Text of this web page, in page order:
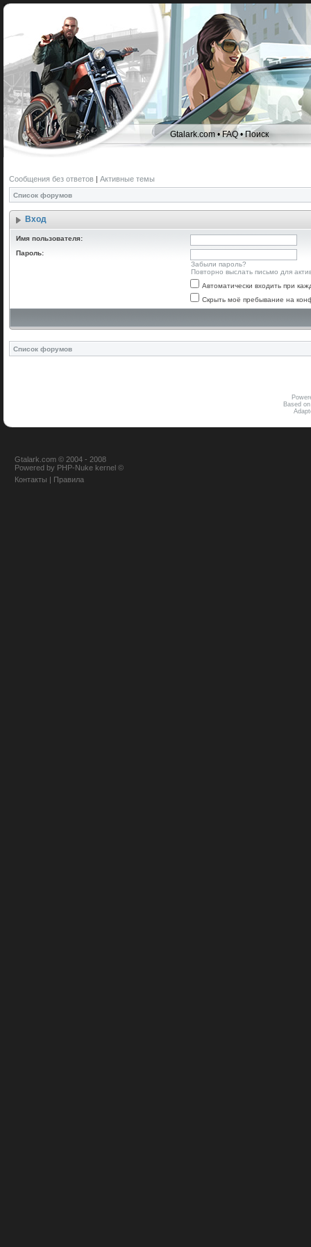
Gtalark.com •FAQ•Поиск
Сообщения без ответов | Активные темы
Список форумов
Вход
Имя пользователя:
Пароль:
Забыли пароль?
Повторно выслать письмо для
Автоматически входить при
Скрыть моё пребывание на
Список форумов
Based
Gtalark.com © 2004 - 2008
Powered by PHP-Nuke kernel ©
Контакты | Правила